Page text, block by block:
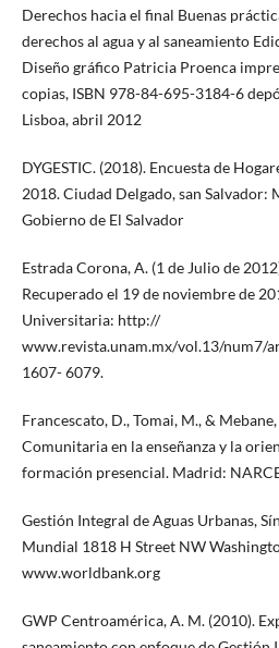
Derechos hacia el final Buenas
derechos al agua y al saneamiento
Diseño gráfico Patricia Proenca
copias, ISBN 978-84-695-3184-6
Lisboa, abril 2012
DYGESTIC. (2018). Encuesta de
2018. Ciudad Delgado, san Salvador:
Gobierno de El Salvador
Estrada Corona, A. (1 de Julio de
Recuperado el 19 de noviembre de
Universitaria: http://
www.revista.unam.mx/vol.13/num7/
1607- 6079.
Francescato, D., Tomai, M., &
Comunitaria en la enseñanza y la
formación presencial. Madrid:
Gestión Integral de Aguas Urbanas,
Mundial 1818 H Street NW
www.worldbank.org
GWP Centroamérica, A. M. (2010).